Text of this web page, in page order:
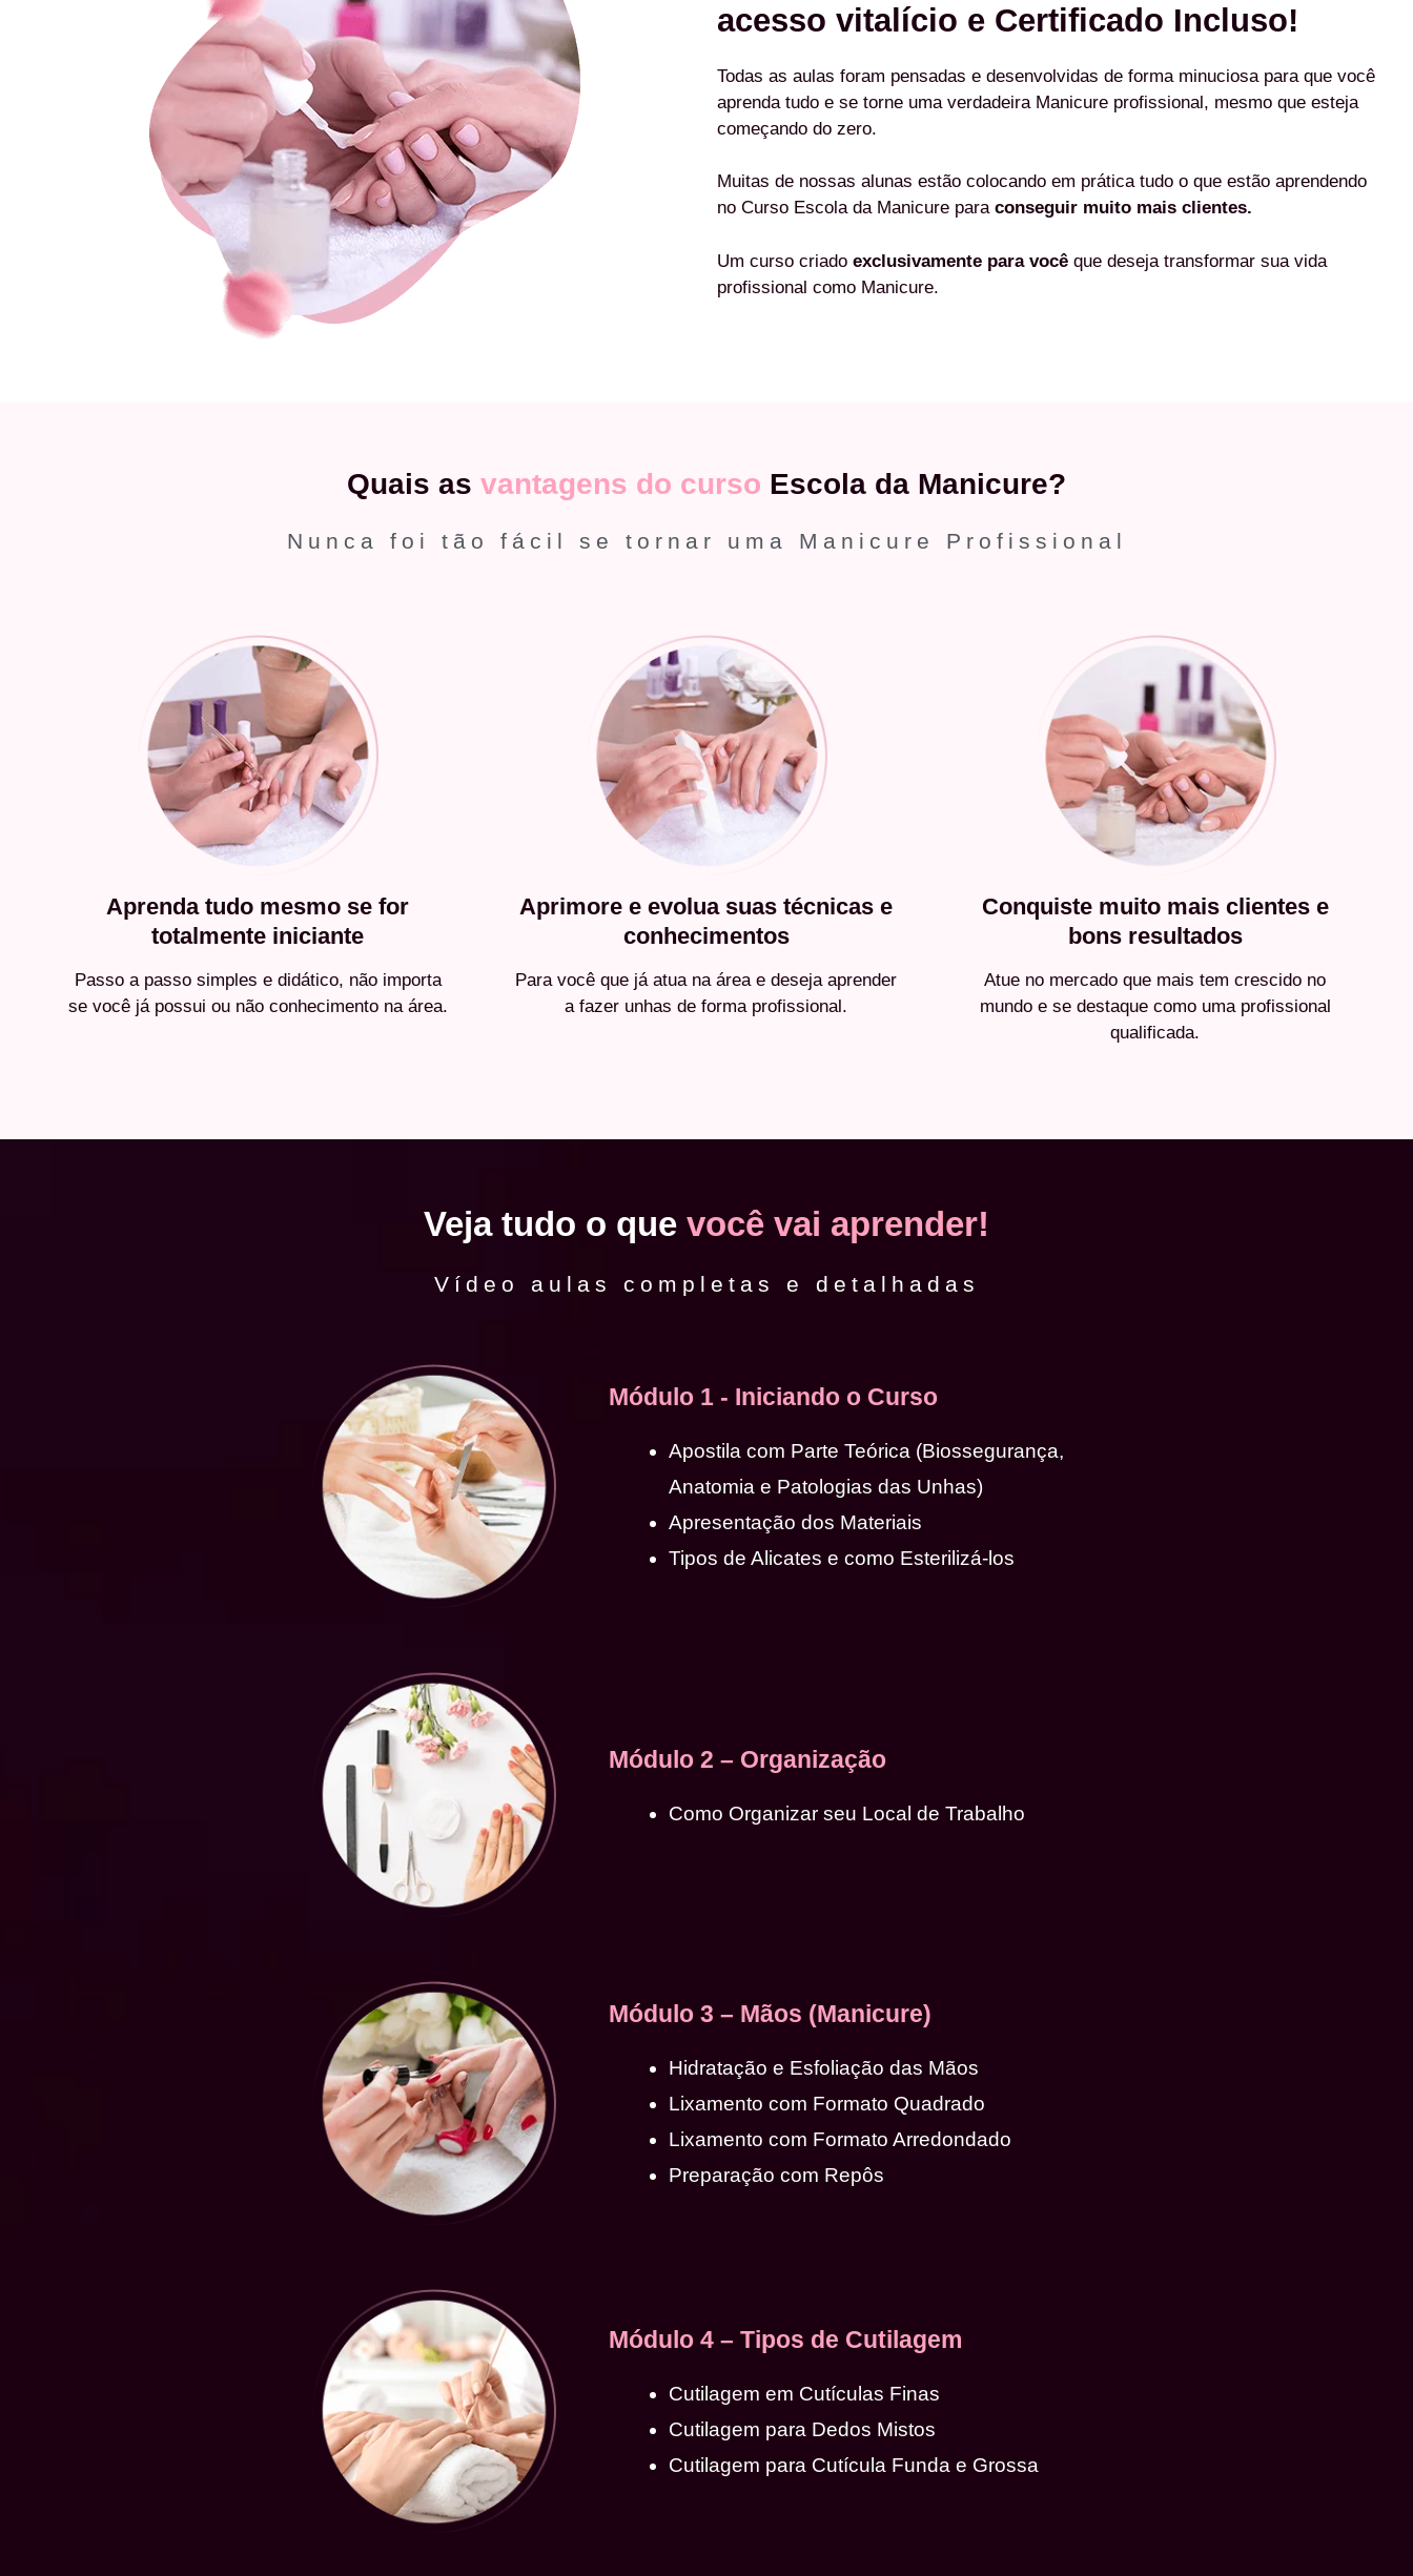
acesso vitalício e Certificado Incluso!
Todas as aulas foram pensadas e desenvolvidas de forma minuciosa para que você
aprenda tudo e se torne uma verdadeira Manicure profissional, mesmo que esteja
começando do zero.
Muitas de nossas alunas estão colocando em prática tudo o que estão aprendendo
no Curso Escola da Manicure para conseguir muito mais clientes.
Um curso criado exclusivamente para você que deseja transformar sua vida
profissional como Manicure.
Quais as vantagens do curso Escola da Manicure?
Nunca foi tão fácil se tornar uma Manicure Profissional
Aprenda tudo mesmo se for
totalmente iniciante
Passo a passo simples e didático, não importa
se você já possui ou não conhecimento na área.
Aprimore e evolua suas técnicas e
conhecimentos
Para você que já atua na área e deseja aprender
a fazer unhas de forma profissional.
Conquiste muito mais clientes e
bons resultados
Atue no mercado que mais tem crescido no
mundo e se destaque como uma profissional
qualificada.
Veja tudo o que você vai aprender!
Vídeo aulas completas e detalhadas
Módulo 1 - Iniciando o Curso
Apostila com Parte Teórica (Biossegurança,
Anatomia e Patologias das Unhas)
Apresentação dos Materiais
Tipos de Alicates e como Esterilizá-los
Módulo 2 – Organização
Como Organizar seu Local de Trabalho
Módulo 3 – Mãos (Manicure)
Hidratação e Esfoliação das Mãos
Lixamento com Formato Quadrado
Lixamento com Formato Arredondado
Preparação com Repôs
Módulo 4 – Tipos de Cutilagem
Cutilagem em Cutículas Finas
Cutilagem para Dedos Mistos
Cutilagem para Cutícula Funda e Grossa